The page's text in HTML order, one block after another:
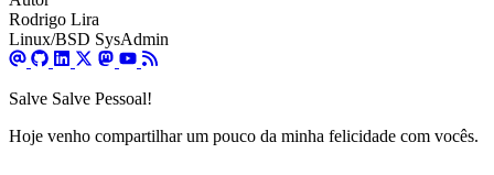
Rodrigo Lira
Linux/BSD SysAdmin
Salve Salve Pessoal!
Hoje venho compartilhar um pouco da minha felicidade com vocês.